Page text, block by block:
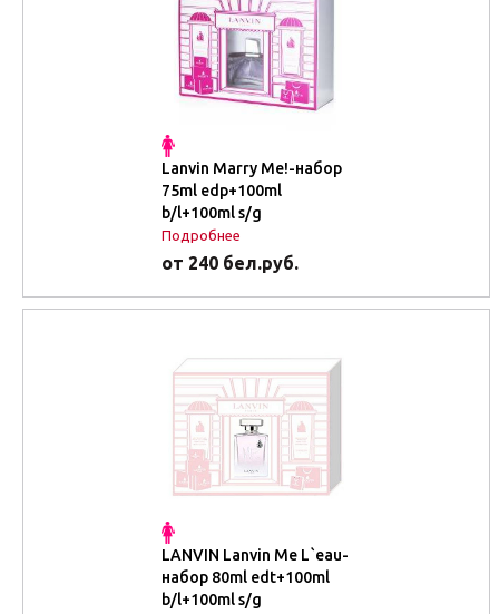
Lanvin Marry Me!-набор
75ml edp+100ml
b/l+100ml s/g
Подробнее
от 240 бел.руб.
LANVIN Lanvin Me L`eau-
набор 80ml edt+100ml
b/l+100ml s/g